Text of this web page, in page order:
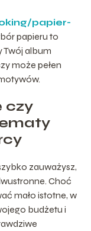
papier-
papieru to
Twój album
może pełen
czy
zauważysz,
Choć
mało istotne, w
budżetu i